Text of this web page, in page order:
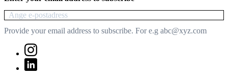
Provide your email address to subscribe. For e.g abc@xyz.com